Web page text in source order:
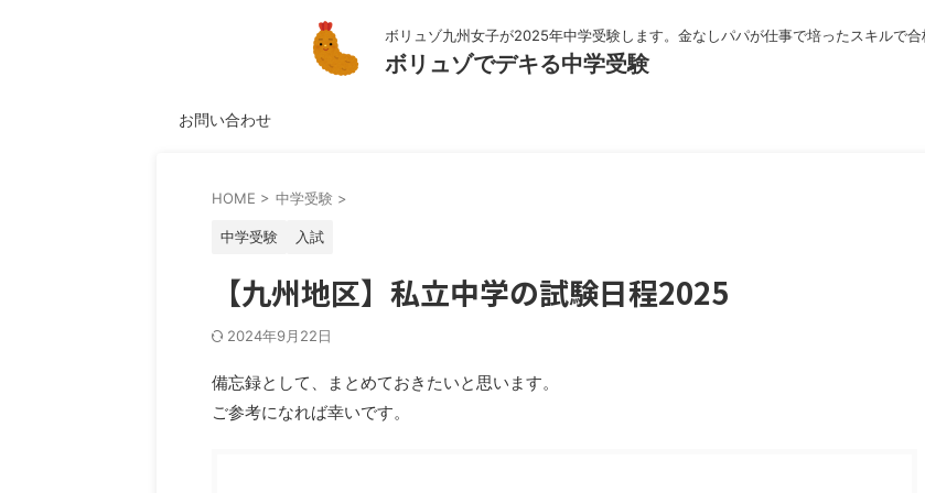
ボリュゾ九州女子が2025年中学受験します。金なしパパが仕事で培ったスキルで合
ボリュゾでデキる中学受験
お問い合わせ
HOME > 中学受験 >
中学受験 入試
【九州地区】私立中学の試験日程2025
2024年9月22日
備忘録として、まとめておきたいと思います。
ご参考になれば幸いです。